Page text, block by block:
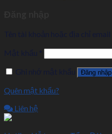
Đăng nhập
Quên mật khẩu?
Liên hệ